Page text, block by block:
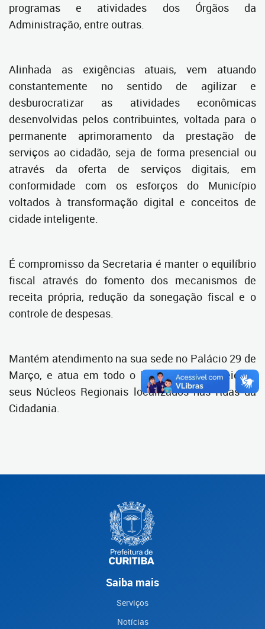
programas e atividades dos Órgãos da
Administração, entre outras.
Alinhada as exigências atuais, vem atuando
constantemente no sentido de agilizar e
desburocratizar as atividades econômicas
desenvolvidas pelos contribuintes, voltada para o
permanente aprimoramento da prestação de
serviços ao cidadão, seja de forma presencial ou
através da oferta de serviços digitais, em
conformidade com os esforços do Município
voltados à transformação digital e conceitos de
cidade inteligente.
É compromisso da Secretaria é manter o equilíbrio
fiscal através do fomento dos mecanismos de
receita própria, redução da sonegação fiscal e o
controle de despesas.
Mantém atendimento na sua sede no Palácio 29 de
Março, e atua em todo o Município, por meio de
seus Núcleos Regionais localizados nas Ruas da
Cidadania.
Saiba mais
Serviços
Notícias